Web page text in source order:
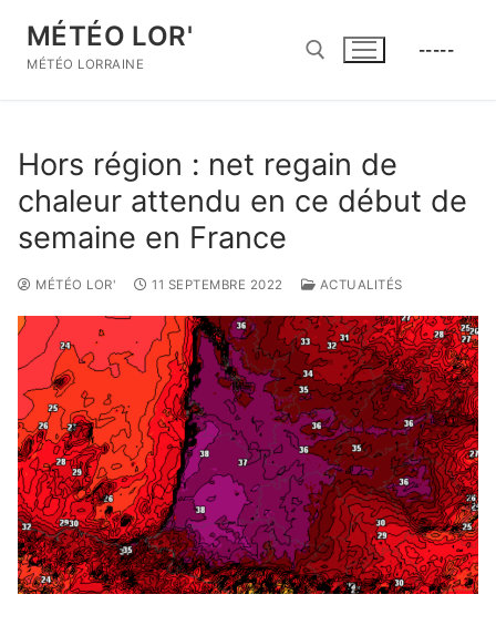
contenu
MÉTÉO LOR'
MÉTÉO LORRAINE
-----
Hors région : net regain de
chaleur attendu en ce début de
semaine en France
MÉTÉO LOR' 11 SEPTEMBRE 2022 ACTUALITÉS